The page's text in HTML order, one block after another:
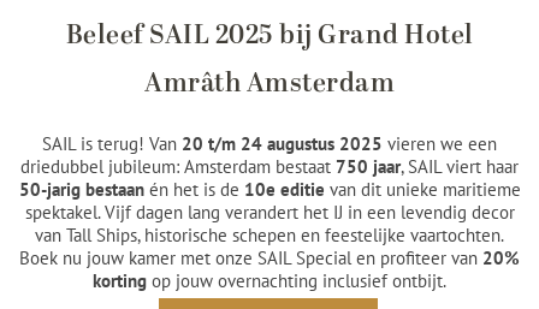
Beleef SAIL 2025 bij Grand Hotel
Amrâth Amsterdam
SAIL is terug! Van 20 t/m 24 augustus 2025 vieren we een
driedubbel jubileum: Amsterdam bestaat 750 jaar, SAIL viert haar
50-jarig bestaanén het is de 10e editie van dit unieke maritieme
spektakel. Vijf dagen lang verandert het IJ in een levendig decor
van Tall Ships, historische schepen en feestelijke vaartochten.
Boek nu jouw kamer met onze SAIL Special en profiteer van 20%
korting op jouw overnachting inclusief ontbijt.